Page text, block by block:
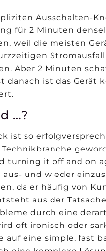
Ausschalten-
für 2 Minuten
weil die meisten
Aber 2 Minuten
danach ist das Gerät
…?
ist so
turning it off and on
aus- und wieder
da er häufig von
aus der
durch eine
oft ironisch oder
auf eine simple, fast